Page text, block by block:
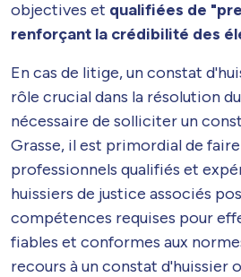
objectives et qualifiées de
renforçant la crédibilité des
En cas de litige, un constat
rôle crucial dans la résolution
nécessaire de solliciter un
Grasse, il est primordial de
professionnels qualifiés et
huissiers de justice associés
compétences requises pour
fiables et conformes aux
recours à un constat d'huissier